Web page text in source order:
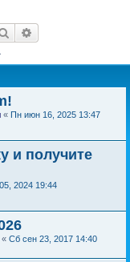
Поиск
« Пн июн 16, 2025 13:47
и получите
2024 19:44
« Сб сен 23, 2017 14:40